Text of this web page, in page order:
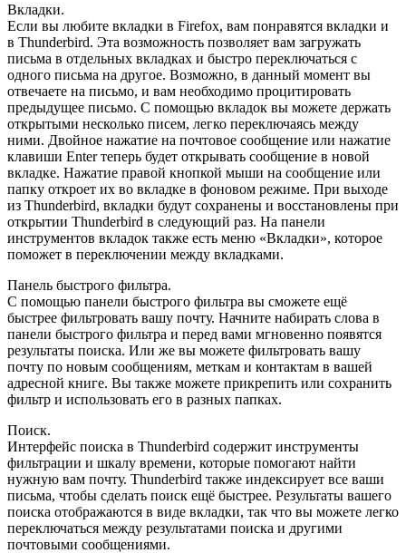
Вкладки.
Если вы любите вкладки в Firefox, вам понравятся вкладки и
в Thunderbird. Эта возможность позволяет вам загружать
письма в отдельных вкладках и быстро переключаться с
одного письма на другое. Возможно, в данный момент вы
отвечаете на письмо, и вам необходимо процитировать
предыдущее письмо. С помощью вкладок вы можете держать
открытыми несколько писем, легко переключаясь между
ними. Двойное нажатие на почтовое сообщение или нажатие
клавиши Enter теперь будет открывать сообщение в новой
вкладке. Нажатие правой кнопкой мыши на сообщение или
папку откроет их во вкладке в фоновом режиме. При выходе
из Thunderbird, вкладки будут сохранены и восстановлены при
открытии Thunderbird в следующий раз. На панели
инструментов вкладок также есть меню «Вкладки», которое
поможет в переключении между вкладками.
Панель быстрого фильтра.
С помощью панели быстрого фильтра вы сможете ещё
быстрее фильтровать вашу почту. Начните набирать слова в
панели быстрого фильтра и перед вами мгновенно появятся
результаты поиска. Или же вы можете фильтровать вашу
почту по новым сообщениям, меткам и контактам в вашей
адресной книге. Вы также можете прикрепить или сохранить
фильтр и использовать его в разных папках.
Поиск.
Интерфейс поиска в Thunderbird содержит инструменты
фильтрации и шкалу времени, которые помогают найти
нужную вам почту. Thunderbird также индексирует все ваши
письма, чтобы сделать поиск ещё быстрее. Результаты вашего
поиска отображаются в виде вкладки, так что вы можете легко
переключаться между результатами поиска и другими
почтовыми сообщениями.